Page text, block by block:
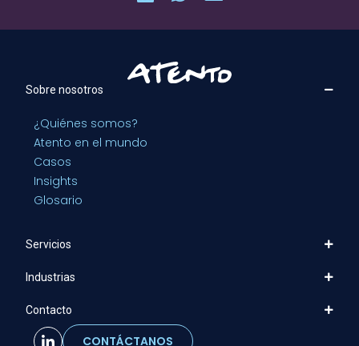
Sobre nosotros
¿Quiénes somos?
Atento en el mundo
Casos
Insights
Glosario
Servicios
Industrias
Contacto
CONTÁCTANOS